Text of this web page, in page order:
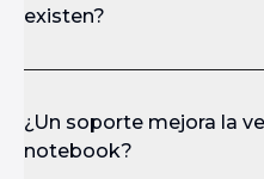
existen?
¿Un soporte mejora la
notebook?